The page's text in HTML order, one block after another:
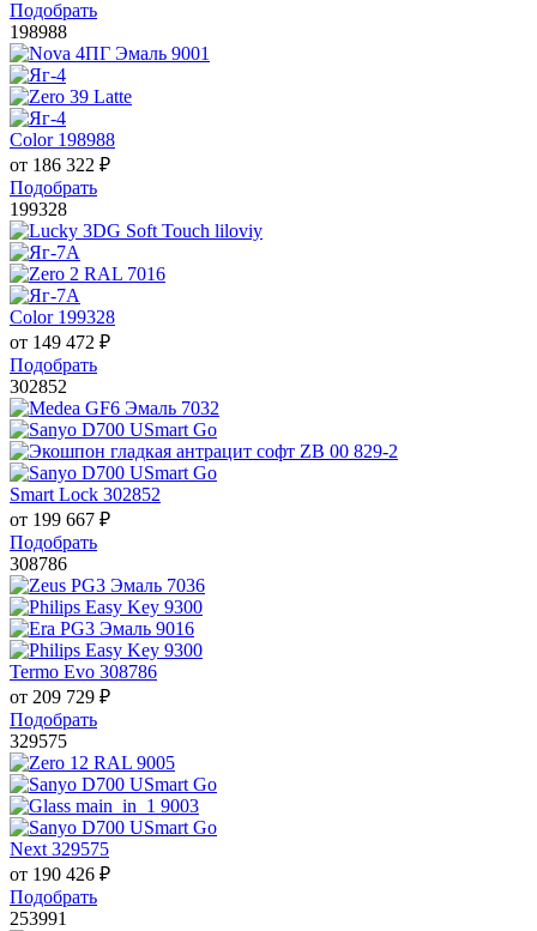
Подобрать
198988
Color 198988
от 186 322 ₽
Подобрать
199328
Color 199328
от 149 472 ₽
Подобрать
302852
Smart Lock 302852
от 199 667 ₽
Подобрать
308786
Termo Evo 308786
от 209 729 ₽
Подобрать
329575
Next 329575
от 190 426 ₽
Подобрать
253991